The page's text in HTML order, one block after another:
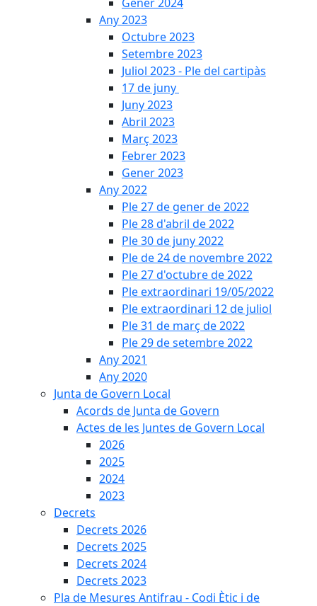
Any 2023
Octubre 2023
Setembre 2023
Juliol 2023 - Ple del cartipàs
17 de juny
Juny 2023
Abril 2023
Març 2023
Febrer 2023
Gener 2023
Any 2022
Ple 27 de gener de 2022
Ple 28 d'abril de 2022
Ple 30 de juny 2022
Ple de 24 de novembre 2022
Ple 27 d'octubre de 2022
Ple extraordinari 19/05/2022
Ple extraordinari 12 de juliol
Ple 31 de març de 2022
Ple 29 de setembre 2022
Any 2021
Any 2020
Junta de Govern Local
Acords de Junta de Govern
Actes de les Juntes de Govern Local
2026
2025
2024
2023
Decrets
Decrets 2026
Decrets 2025
Decrets 2024
Decrets 2023
Pla de Mesures Antifrau - Codi Ètic i de